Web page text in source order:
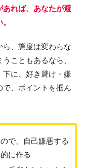
あれば、あなたが避
、態度は変わらな
こともあるなら、
に、好き避け・嫌
、ポイントを掴ん
で、自己嫌悪する
に作る